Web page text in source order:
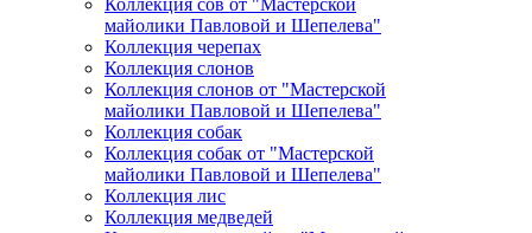
Коллекция сов от "Мастерской
майолики Павловой и Шепелева"
Коллекция черепах
Коллекция слонов
Коллекция слонов от "Мастерской
майолики Павловой и Шепелева"
Коллекция собак
Коллекция собак от "Мастерской
майолики Павловой и Шепелева"
Коллекция лис
Коллекция медведей